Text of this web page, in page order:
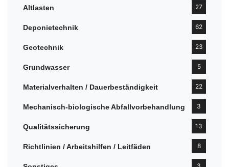
Altlasten 27
Deponietechnik 62
Geotechnik 23
Grundwasser 5
Materialverhalten / Dauerbeständigkeit 22
Mechanisch-biologische Abfallvorbehandlung 3
Qualitätssicherung 13
Richtlinien / Arbeitshilfen / Leitfäden 8